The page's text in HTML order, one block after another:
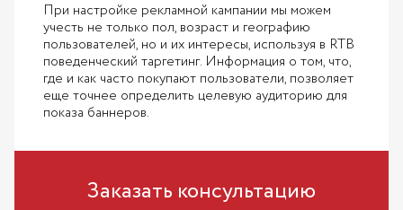
При настройке рекламной кампании мы можем
учесть не только пол, возраст и географию
пользователей, но и их интересы, используя в RTB
поведенческий таргетинг. Информация о том, что,
где и как часто покупают пользователи, позволяет
еще точнее определить целевую аудиторию для
показа баннеров.
Заказать консультацию